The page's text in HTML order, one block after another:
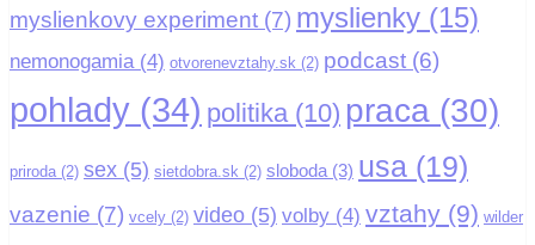
myslienkovy experiment (7) myslienky (15)
nemonogamia(4) otvorenevztahy.sk (2) podcast (6)
pohlady (34) politika(10) praca (30)
priroda (2) sex (5) sietdobra.sk (2) sloboda(3) usa (19)
vazenie (7) vcely (2) video (5) volby (4) vztahy (9) wilder